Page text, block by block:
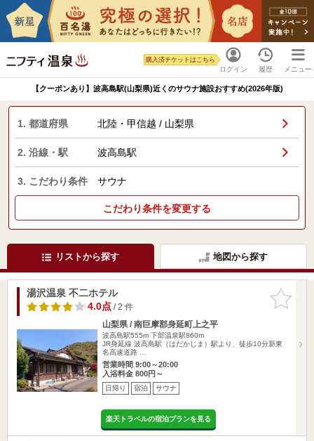
ログイン
購入済チケットはこちら
履歴 メニュー
【クーポンあり】波高島駅(山梨県)近くのサウナ施設おすすめ(2026年版)
1. 都道府県 北陸・甲信越 / 山梨県
2. 沿線・駅 波高島駅
3. こだわり条件 サウナ
こだわり条件を変更する
リストから探す 地図から探す
お気に入
りに追加
湯沢温泉 不二ホテル
4.0点/ 2 件
山梨県 / 南巨摩郡身延町上之平
波高島駅555m 下部温泉駅860m
JR身延線 波高島駅（はだかじま）駅より、徒歩10分新東
名高速道路 …
営業時間 9:00～20:00
入浴料金 800円～
日帰り 宿泊 サウナ
楽天トラベルの宿泊プランを見る